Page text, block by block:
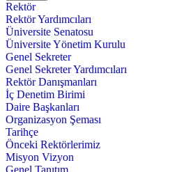
Rektör
Rektör Yardımcıları
Üniversite Senatosu
Üniversite Yönetim Kurulu
Genel Sekreter
Genel Sekreter Yardımcıları
Rektör Danışmanları
İç Denetim Birimi
Daire Başkanları
Organizasyon Şeması
Tarihçe
Önceki Rektörlerimiz
Misyon Vizyon